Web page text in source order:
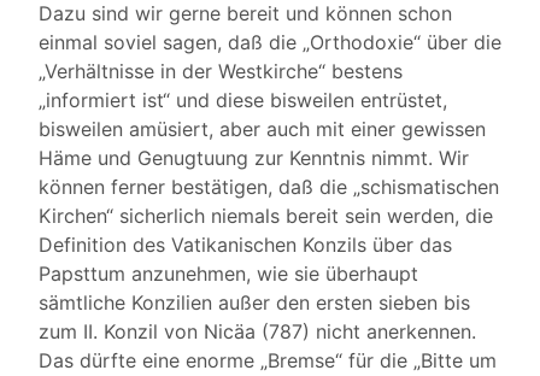
Dazu sind wir gerne bereit und können schon
einmal soviel sagen, daß die „Orthodoxie“ über die
„Verhältnisse in der Westkirche“ bestens
„informiert ist“ und diese bisweilen entrüstet,
bisweilen amüsiert, aber auch mit einer gewissen
Häme und Genugtuung zur Kenntnis nimmt. Wir
können ferner bestätigen, daß die „schismatischen
Kirchen“ sicherlich niemals bereit sein werden, die
Definition des Vatikanischen Konzils über das
Papsttum anzunehmen, wie sie überhaupt
sämtliche Konzilien außer den ersten sieben bis
zum II. Konzil von Nicäa (787) nicht anerkennen.
Das dürfte eine enorme „Bremse“ für die „Bitte um